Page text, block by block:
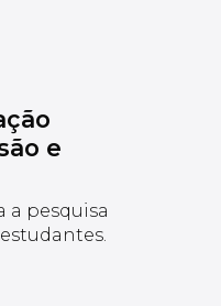
e
a pesquisa